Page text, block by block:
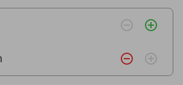
remove_circle_outline add_circle_outline
remove_circle_outline add_circle_outline